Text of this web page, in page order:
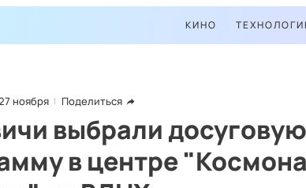
КИНО
ноября Поделиться
выбрали досуговую
в центре